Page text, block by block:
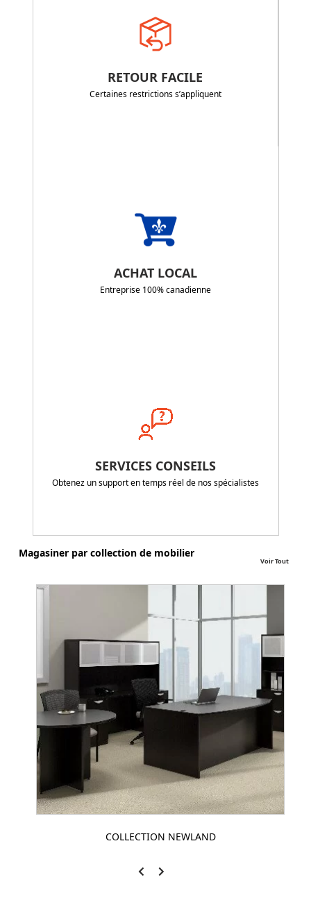
RETOUR FACILE
Certaines restrictions s’appliquent
ACHAT LOCAL
Entreprise 100% canadienne
SERVICES CONSEILS
Obtenez un support en temps réel de nos spécialistes
Magasiner par collection de mobilier
Voir Tout
COLLECTION NEWLAND